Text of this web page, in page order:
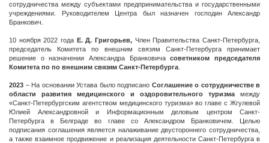
сотрудничества между субъектами предпринимательства и государственными
учреждениями. Руководителем Центра был назначен господин Александр
Бранкович.
10 ноября 2022 года Е. Д. Григорьев, Член Правительства Санкт-Петербурга,
председатель Комитета по внешним связям Санкт-Петербурга принимает
решение о назначении Александра Бранковичасоветником председателя
Комитета по по внешним связям Санкт-Петербурга
2023 – На основании Устава было подписано Соглашение о сотрудничестве в
области развития медицинского и оздоровительного
туризма между
«Санкт-Петербургским агентством медицинского туризма» во главе с Жгулевой
Юлией Александровной и Информационным деловым центром Санкт-
Петербурга в Белграде во главе со Александром Бранковичем. Целью
подписания соглашения является налаживание двустороннего сотрудничества,
а также взаимное продвижение и реализация деятельности Санкт-Петербурга в